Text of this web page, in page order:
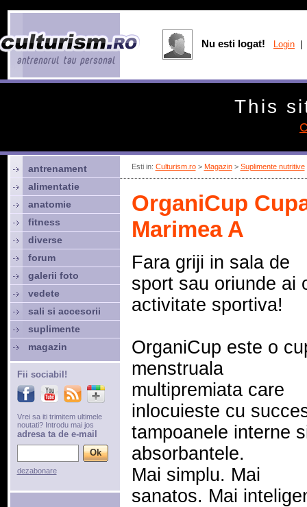
Esti in: Culturism.ro> Magazin> Suplimente nutritive
OrganiCup
Marimea A
Fara griji in sala de
sport sau oriunde ai
activitate sportiva!
OrganiCup este o
menstruala
multipremiata care
inlocuieste cu
tampoanele interne
absorbantele.
Mai simplu. Mai
sanatos. Mai
antrenament
alimentatie
anatomie
fitness
diverse
forum
galerii foto
vedete
sali si accesorii
suplimente
magazin
Fii sociabil!
Vrei sa iti trimitem ultimele
noutati? Introdu mai jos
adresa ta de e-mail
dezabonare
Nu esti logat! Login
This